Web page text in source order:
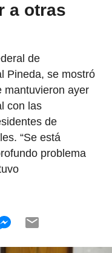
a otras
de
Pineda, se mostró
mantuvieron ayer
con las
de
“Se está
problema